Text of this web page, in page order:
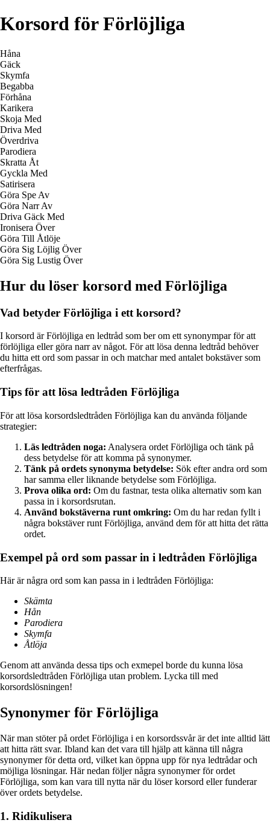
Korsord för Förlöjliga
Håna
Gäck
Skymfa
Begabba
Förhåna
Karikera
Skoja Med
Driva Med
Överdriva
Parodiera
Skratta Åt
Gyckla Med
Satirisera
Göra Spe Av
Göra Narr Av
Driva Gäck Med
Ironisera Över
Göra Till Åtlöje
Göra Sig Löjlig Över
Göra Sig Lustig Över
Hur du löser korsord med Förlöjliga
Vad betyder Förlöjliga i ett korsord?
I korsord är Förlöjliga en ledtråd som ber om ett synonympar för att
förlöjliga eller göra narr av något. För att lösa denna ledtråd behöver
du hitta ett ord som passar in och matchar med antalet bokstäver som
efterfrågas.
Tips för att lösa ledtråden Förlöjliga
För att lösa korsordsledtråden Förlöjliga kan du använda följande
strategier:
Läs ledtråden noga: Analysera ordet Förlöjliga och tänk på
dess betydelse för att komma på synonymer.
Tänk på ordets synonyma betydelse: Sök efter andra ord som
har samma eller liknande betydelse som Förlöjliga.
Prova olika ord: Om du fastnar, testa olika alternativ som kan
passa in i korsordsrutan.
Använd bokstäverna runt omkring: Om du har redan fyllt i
några bokstäver runt Förlöjliga, använd dem för att hitta det rätta
ordet.
Exempel på ord som passar in i ledtråden Förlöjliga
Här är några ord som kan passa in i ledtråden Förlöjliga:
Skämta
Hån
Parodiera
Skymfa
Åtlöja
Genom att använda dessa tips och exmepel borde du kunna lösa
korsordsledtråden Förlöjliga utan problem. Lycka till med
korsordslösningen!
Synonymer för Förlöjliga
När man stöter på ordet Förlöjliga i en korsordssvår är det inte alltid lätt
att hitta rätt svar. Ibland kan det vara till hjälp att känna till några
synonymer för detta ord, vilket kan öppna upp för nya ledtrådar och
möjliga lösningar. Här nedan följer några synonymer för ordet
Förlöjliga, som kan vara till nytta när du löser korsord eller funderar
över ordets betydelse.
1. Ridikulisera